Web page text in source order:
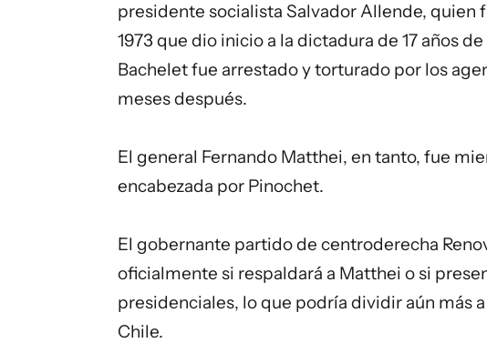
presidente socialista Salvador Allende, quien
1973 que dio inicio a la dictadura de 17 años
Bachelet fue arrestado y torturado por los
meses después.
El general Fernando Matthei, en tanto, fue
encabezada por Pinochet.
El gobernante partido de centroderecha
oficialmente si respaldará a Matthei o si
presidenciales, lo que podría dividir aún más
Chile.